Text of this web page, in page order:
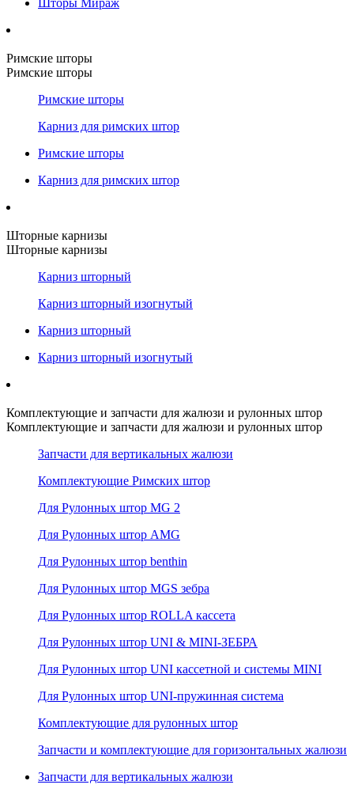
Шторы Мираж
Римские шторы
Римские шторы
Римские шторы
Карниз для римских штор
Римские шторы
Карниз для римских штор
Шторные карнизы
Шторные карнизы
Карниз шторный
Карниз шторный изогнутый
Карниз шторный
Карниз шторный изогнутый
Комплектующие и запчасти для жалюзи и рулонных штор
Комплектующие и запчасти для жалюзи и рулонных штор
Запчасти для вертикальных жалюзи
Комплектующие Римских штор
Для Рулонных штор MG 2
Для Рулонных штор AMG
Для Рулонных штор benthin
Для Рулонных штор MGS зебра
Для Рулонных штор ROLLA кассета
Для Рулонных штор UNI & MINI-ЗЕБРА
Для Рулонных штор UNI кассетной и системы MINI
Для Рулонных штор UNI-пружинная система
Комплектующие для рулонных штор
Запчасти и комплектующие для горизонтальных жалюзи
Запчасти для вертикальных жалюзи